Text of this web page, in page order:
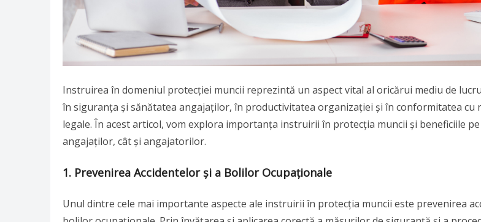
Instruirea în domeniul protecției muncii reprezintă un aspect vital al oricărui mediu de
în siguranța și sănătatea angajaților, în productivitatea organizației și în conformitatea cu
legale. În acest articol, vom explora importanța instruirii în protecția muncii și beneficiile
angajaților, cât și angajatorilor.
1. Prevenirea Accidentelor și a Bolilor Ocupaționale
Unul dintre cele mai importante aspecte ale instruirii în protecția muncii este prevenirea